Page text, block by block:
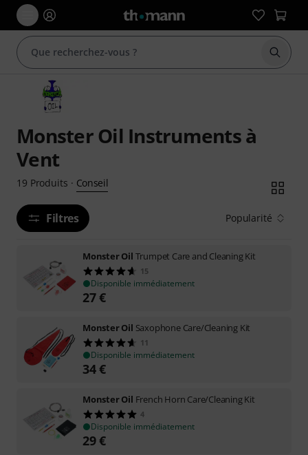
Monster Oil Instruments à
Vent
19 Produits · Conseil
Filtres Popularité
Monster Oil Trumpet Care and Cleaning Kit
15
Disponible immédiatement
27€
Monster Oil Saxophone Care/Cleaning Kit
11
Disponible immédiatement
34€
Monster Oil French Horn Care/Cleaning Kit
4
Disponible immédiatement
29€